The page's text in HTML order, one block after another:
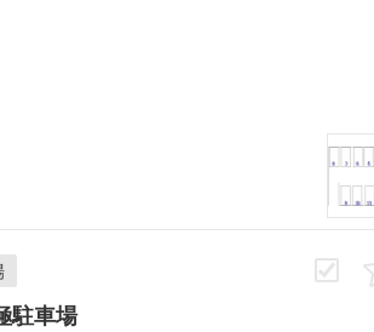
駐車場